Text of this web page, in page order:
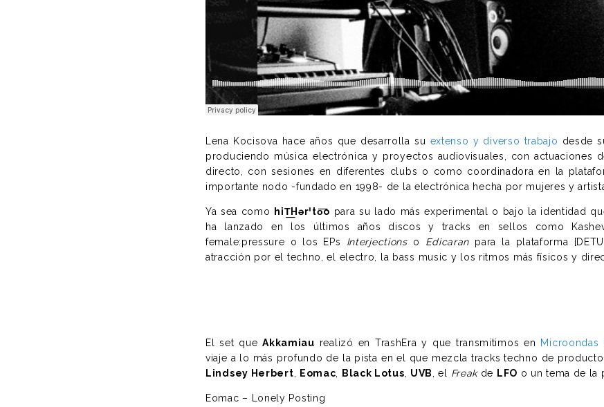
Lena Kocisova hace años que desarrolla su extenso y diverso trabajo desde
produciendo música electrónica y proyectos audiovisuales, con actuaciones
directo, con sesiones en diferentes clubs o como coordinadora en la
importante nodo -fundado en 1998- de la electrónica hecha por mujeres y
Ya sea como hiT͟Hərˈto͞o para su lado más experimental o bajo la identidad
ha lanzado en los últimos años discos y tracks en sellos como Kashev
female:pressure o los EPs Interjectionso Edicaran para la plataforma
atracción por el techno, el electro, la bass music y los ritmos más físicos y
El set queAkkamiau realizó en TrashEra y que transmitimos en Microondas
viaje a lo más profundo de la pista en el que mezcla tracks techno de
Lindsey Herbert, Eomac, Black Lotus, UVB, el Freakde LFO o un tema de la
Eomac – Lonely Posting